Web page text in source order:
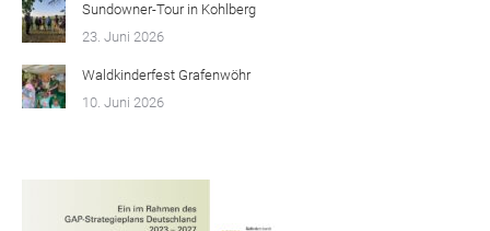
Sundowner-Tour in Kohlberg
23. Juni 2026
Waldkinderfest Grafenwöhr
10. Juni 2026